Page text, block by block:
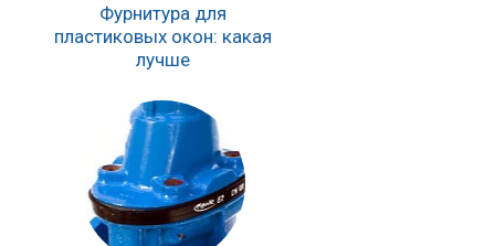
Фурнитура для
пластиковых окон: какая
лучше